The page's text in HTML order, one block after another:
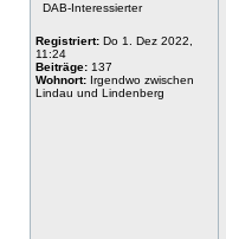
DAB-Interessierter
Registriert: Do 1. Dez 2022,
11:24
Beiträge: 137
Wohnort: Irgendwo zwischen
Lindau und Lindenberg